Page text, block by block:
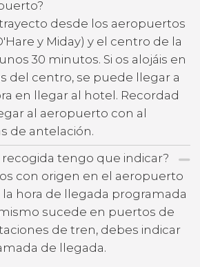
desde los aeropuertos
y Miday) y el centro de la
30 minutos. Si os alojáis en
del centro, se puede llegar a
en llegar al hotel. Recordad
al aeropuerto con al
de antelación.
recogida tengo que indicar?
con origen en el aeropuerto
hora de llegada programada
sucede en puertos de
de tren, debes indicar
de llegada.